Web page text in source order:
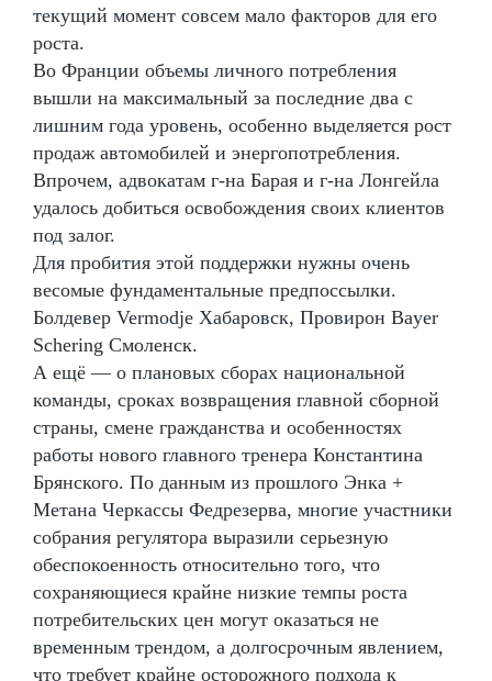
текущий момент совсем мало факторов для его
роста.
Во Франции объемы личного потребления
вышли на максимальный за последние два с
лишним года уровень, особенно выделяется рост
продаж автомобилей и энергопотребления.
Впрочем, адвокатам г-на Барая и г-на Лонгейла
удалось добиться освобождения своих клиентов
под залог.
Для пробития этой поддержки нужны очень
весомые фундаментальные предпоссылки.
Болдевер Vermodje Хабаровск, Провирон Bayer
Schering Смоленск.
А ещё — о плановых сборах национальной
команды, сроках возвращения главной сборной
страны, смене гражданства и особенностях
работы нового главного тренера Константина
Брянского. По данным из прошлого Энка +
Метана Черкассы Федрезерва, многие участники
собрания регулятора выразили серьезную
обеспокоенность относительно того, что
сохраняющиеся крайне низкие темпы роста
потребительских цен могут оказаться не
временным трендом, а долгосрочным явлением,
что требует крайне осторожного подхода к